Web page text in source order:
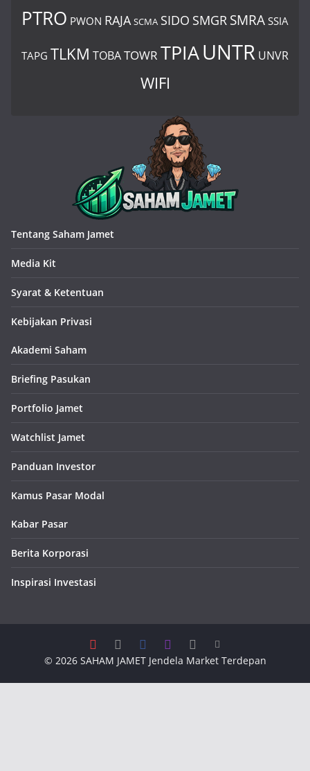
PTRO PWON RAJA SCMA SIDO SMGR SMRA SSIA
TAPG TLKM TOBATOWR TPIAUNTR UNVR
WIFI
Tentang Saham Jamet
Media Kit
Syarat & Ketentuan
Kebijakan Privasi
Akademi Saham
Briefing Pasukan
Portfolio Jamet
Watchlist Jamet
Panduan Investor
Kamus Pasar Modal
Kabar Pasar
Berita Korporasi
Inspirasi Investasi
© 2026 SAHAM JAMETJendela Market Terdepan